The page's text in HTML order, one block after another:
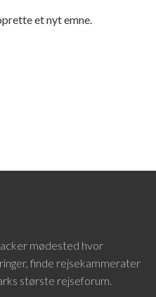
et nyt emne.
mødested hvor
finde rejsekammerater
største rejseforum.